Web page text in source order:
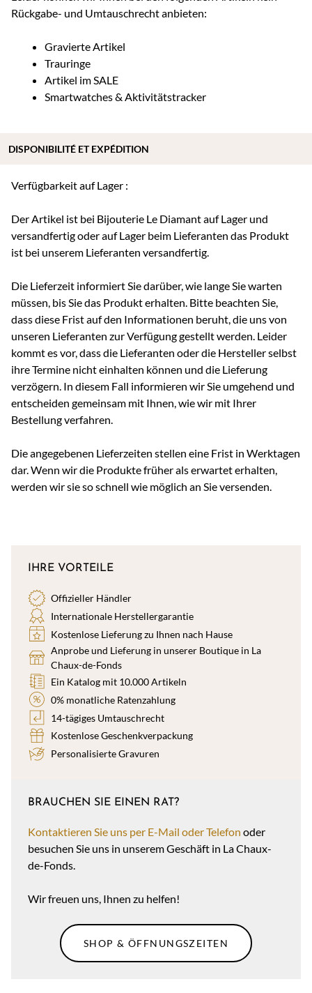
Rückgabe- und Umtauschrecht anbieten:
Gravierte Artikel
Trauringe
Artikel im SALE
Smartwatches & Aktivitätstracker
Verfügbarkeit auf Lager :
Der Artikel ist bei Bijouterie Le Diamant auf Lager und
versandfertig oder auf Lager beim Lieferanten das Produkt
ist bei unserem Lieferanten versandfertig.
Die Lieferzeit informiert Sie darüber, wie lange Sie warten
müssen, bis Sie das Produkt erhalten. Bitte beachten Sie,
dass diese Frist auf den Informationen beruht, die uns von
unseren Lieferanten zur Verfügung gestellt werden. Leider
kommt es vor, dass die Lieferanten oder die Hersteller selbst
ihre Termine nicht einhalten können und die Lieferung
verzögern. In diesem Fall informieren wir Sie umgehend und
entscheiden gemeinsam mit Ihnen, wie wir mit Ihrer
Bestellung verfahren.
Die angegebenen Lieferzeiten stellen eine Frist in Werktagen
dar. Wenn wir die Produkte früher als erwartet erhalten,
werden wir sie so schnell wie möglich an Sie versenden.
DISPONIBILITÉ ET EXPÉDITION
IHRE VORTEILE
Offizieller Händler
Internationale Herstellergarantie
Kostenlose Lieferung zu Ihnen nach Hause
Anprobe und Lieferung in unserer Boutique in La
Chaux-de-Fonds
Ein Katalog mit 10.000 Artikeln
0% monatliche Ratenzahlung
14-tägiges Umtauschrecht
Kostenlose Geschenkverpackung
Personalisierte Gravuren
BRAUCHEN SIE EINEN RAT?
Kontaktieren Sie uns per E-Mail oder Telefon oder
besuchen Sie uns in unserem Geschäft in La Chaux-
de-Fonds.
Wir freuen uns, Ihnen zu helfen!
SHOP & ÖFFNUNGSZEITEN